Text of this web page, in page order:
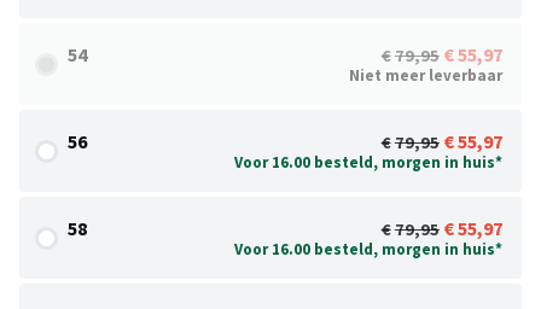
54 79,95 55,97
Niet meer leverbaar
56 79,95 55,97
Voor 16.00 besteld, morgen in huis*
58 79,95 55,97
Voor 16.00 besteld, morgen in huis*